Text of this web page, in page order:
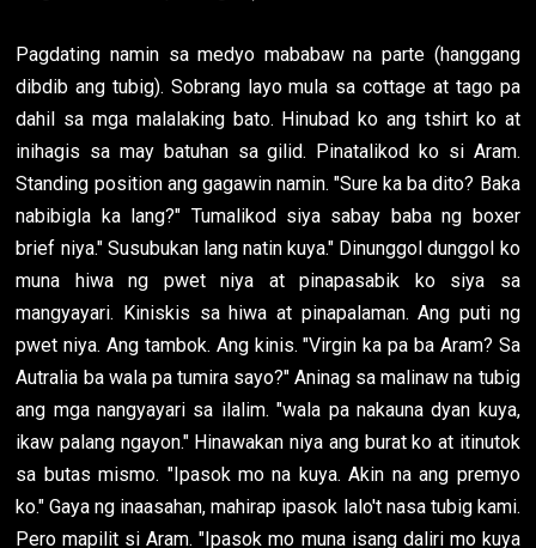
Pagdating namin sa medyo mababaw na parte (hanggang
dibdib ang tubig). Sobrang layo mula sa cottage at tago pa
dahil sa mga malalaking bato. Hinubad ko ang tshirt ko at
inihagis sa may batuhan sa gilid. Pinatalikod ko si Aram.
Standing position ang gagawin namin. "Sure ka ba dito? Baka
nabibigla ka lang?" Tumalikod siya sabay baba ng boxer
brief niya." Susubukan lang natin kuya." Dinunggol dunggol ko
muna hiwa ng pwet niya at pinapasabik ko siya sa
mangyayari. Kiniskis sa hiwa at pinapalaman. Ang puti ng
pwet niya. Ang tambok. Ang kinis. "Virgin ka pa ba Aram? Sa
Autralia ba wala pa tumira sayo?" Aninag sa malinaw na tubig
ang mga nangyayari sa ilalim. "wala pa nakauna dyan kuya,
ikaw palang ngayon." Hinawakan niya ang burat ko at itinutok
sa butas mismo. "Ipasok mo na kuya. Akin na ang premyo
ko." Gaya ng inaasahan, mahirap ipasok lalo't nasa tubig kami.
Pero mapilit si Aram. "Ipasok mo muna isang daliri mo kuya